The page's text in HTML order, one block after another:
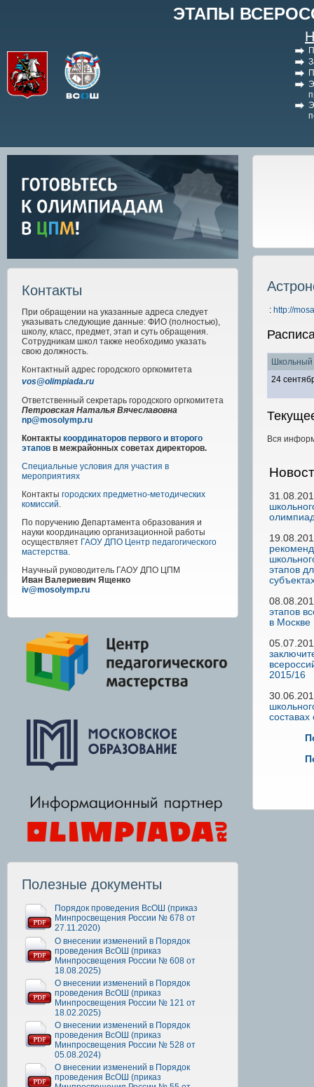
ЭТАПЫ
Контакты
При обращении на указанные адреса следует
указывать следующие данные: ФИО (полностью),
школу, класс, предмет, этап и суть обращения.
Сотрудникам школ также необходимо указать
свою должность.
Контактный адрес городского оргкомитета
vos@olimpiada.ru
Ответственный секретарь городского оргкомитета
Петровская Наталья Вячеславовна
np@mosolymp.ru
Контакты координаторов первого и второго
этапов в межрайонных советах директоров.
Специальные условия для участия в
мероприятиях
Контакты городских предметно-методических
комиссий.
По поручению Департамента образования и
науки координацию организационной работы
осуществляет ГАОУ ДПО Центр педагогического
мастерства.
Научный руководитель ГАОУ ДПО ЦПМ
Иван Валериевич Ященко
iv@mosolymp.ru
Полезные документы
Порядок проведения ВсОШ (приказ
Минпросвещения России № 678 от
27.11.2020)
О внесении изменений в Порядок
проведения ВсОШ (приказ
Минпросвещения России № 608 от
18.08.2025)
О внесении изменений в Порядок
проведения ВсОШ (приказ
Минпросвещения России № 121 от
18.02.2025)
О внесении изменений в Порядок
проведения ВсОШ (приказ
Минпросвещения России № 528 от
05.08.2024)
О внесении изменений в Порядок
проведения ВсОШ (приказ
: http://
Школьный
24
Вся
этапов
этапов
в Москве
2015/16